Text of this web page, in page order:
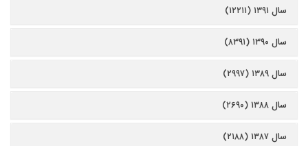
سال ۱۳۹۱ (۱۲۲۱۱)
سال ۱۳۹۰ (۸۳۹۱)
سال ۱۳۸۹ (۲۹۹۷)
سال ۱۳۸۸ (۲۶۹۰)
سال ۱۳۸۷ (۲۱۸۸)